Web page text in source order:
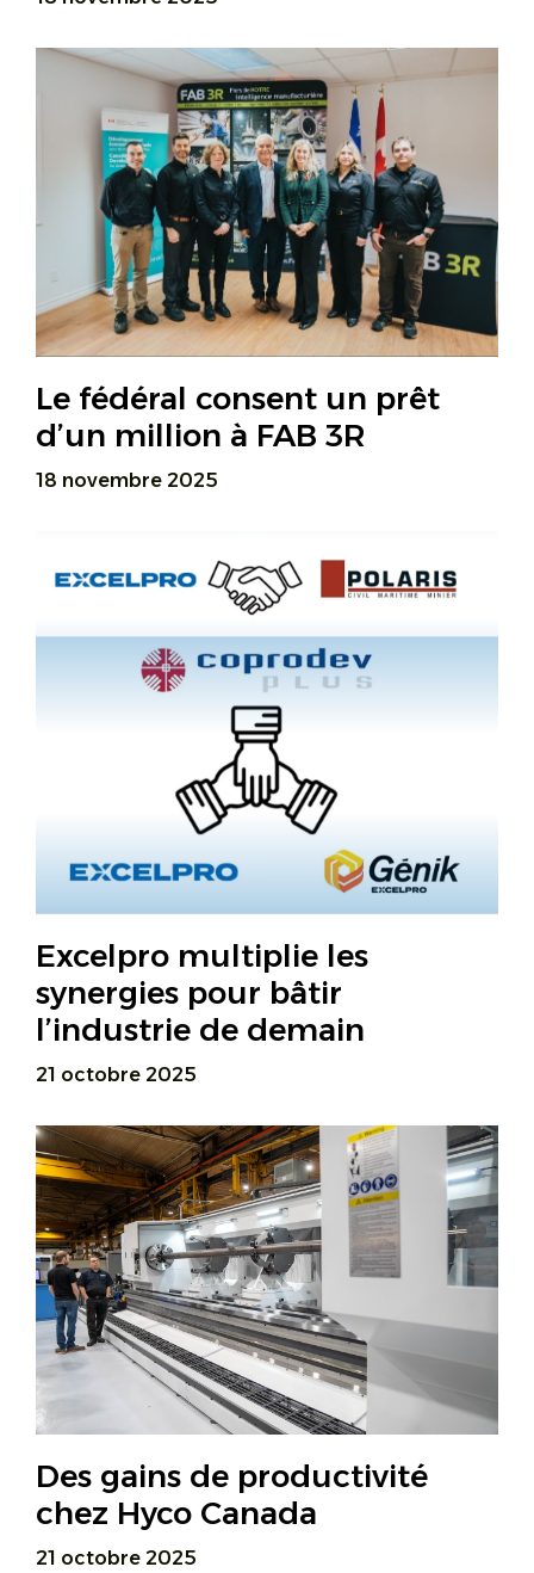
Le fédéral consent un prêt
d’un million à FAB 3R
18 novembre 2025
Excelpro multiplie les
synergies pour bâtir
l’industrie de demain
21 octobre 2025
Des gains de productivité
chez Hyco Canada
21 octobre 2025